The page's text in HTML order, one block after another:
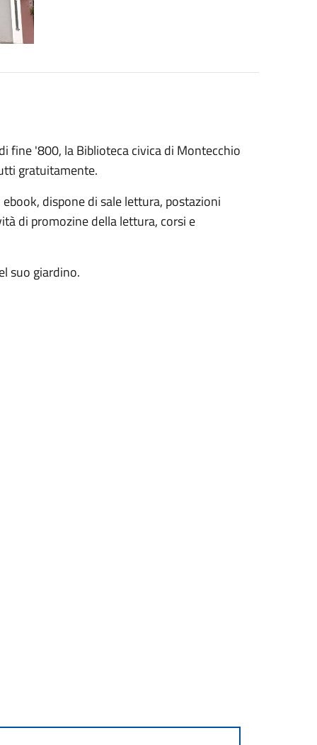
fine '800, la Biblioteca civica di Montecchio
gratuitamente.
dispone di sale lettura, postazioni
di promozine della lettura, corsi e
suo giardino.